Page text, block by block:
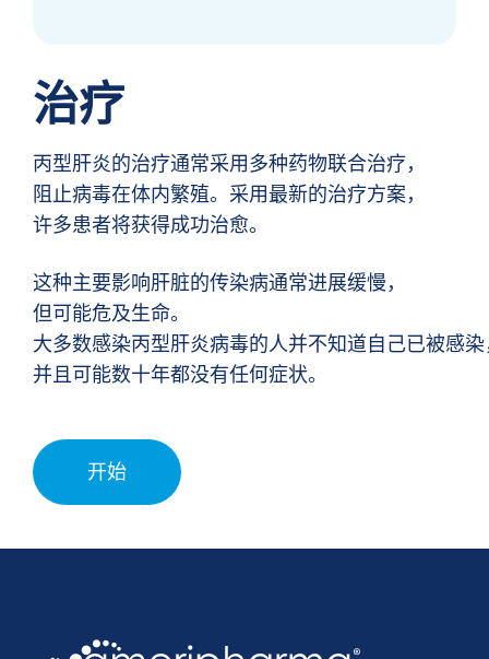
治疗
丙型肝炎的治疗通常采用多种药物联合治疗，
阻止病毒在体内繁殖。采用最新的治疗方案，
许多患者将获得成功治愈。
这种主要影响肝脏的传染病通常进展缓慢，
但可能危及生命。
大多数感染丙型肝炎病毒的人并不知道自己已被感染
并且可能数十年都没有任何症状。
开始